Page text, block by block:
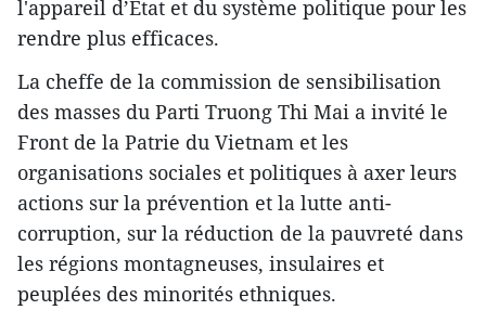
l'appareil d’Etat et du système politique pour les
rendre plus efficaces.
La cheffe de la commission de sensibilisation
des masses du Parti Truong Thi Mai a invité le
Front de la Patrie du Vietnam et les
organisations sociales et politiques à axer leurs
actions sur la prévention et la lutte anti-
corruption, sur la réduction de la pauvreté dans
les régions montagneuses, insulaires et
peuplées des minorités ethniques.